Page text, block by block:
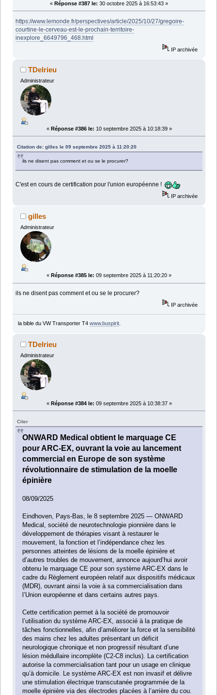
« Réponse #387 le: 30 octobre 2025 à 16:53:43 »
https://www.lemonde.fr/perspectives/article/2025/10/27/gregoire-
courtine-le-cerveau-est-le-prochain-territoire-
inexplore_6649796_468.html
IP archivée
TDelrieu
Administrateur
« Réponse #386 le: 10 septembre 2025 à 10:18:39 »
Citation de: gilles le 09 septembre 2025 à 11:20:20
ils ne disent pas comment et ou se le procurer?
C'est en cours de certification pour l'union européenne !
IP archivée
gilles
Administrateur
« Réponse #385 le: 09 septembre 2025 à 11:20:20 »
ils ne disent pas comment et ou se le procurer?
IP archivée
la bible du VW Transporter T4 www.buspirit.
TDelrieu
Administrateur
« Réponse #384 le: 09 septembre 2025 à 10:38:37 »
Citer
ONWARD Medical obtient le marquage CE
pour ARC-EX, ouvrant la voie au lancement
commercial en Europe de son système
révolutionnaire de stimulation de la moelle
épinière
08/09/2025
Eindhoven, Pays-Bas, le 8 septembre 2025 — ONWARD
Medical, société de neurotechnologie pionnière dans le
développement de thérapies visant à restaurer le
mouvement, la fonction et l’indépendance chez les
personnes atteintes de lésions de la moelle épinière et
d’autres troubles de mouvement, annonce aujourd’hui avoir
obtenu le marquage CE pour son système ARC-EX dans le
cadre du Règlement européen relatif aux dispositifs médicaux
(MDR), ouvrant ainsi la voie à sa commercialisation dans
l’Union européenne et dans certains autres pays.
Cette certification permet à la société de promouvoir
l’utilisation du système ARC-EX, associé à la pratique de
tâches fonctionnelles, afin d’améliorer la force et la sensibilité
des mains chez les adultes présentant un déficit
neurologique chronique et non progressif résultant d’une
lésion médullaire incomplète (C2-C8 inclus). La certification
autorise la commercialisation tant pour un usage en clinique
qu’à domicile. Le système ARC-EX est non invasif et délivre
une stimulation électrique transcutanée programmée de la
moelle épinière via des électrodes placées à l’arrière du cou.